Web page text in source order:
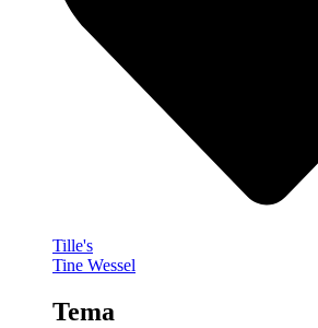
Tille's
Tine Wessel
Tema